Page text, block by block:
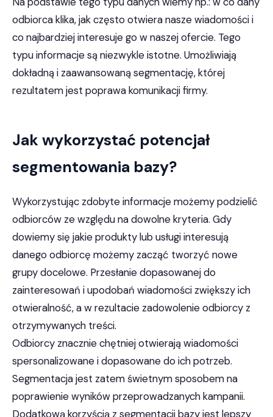
odbiorca klika, jak często otwiera nasze wiadomości i
co najbardziej interesuje go w naszej ofercie. Tego
typu informacje są niezwykle istotne. Umożliwiają
dokładną i zaawansowaną segmentację, której
rezultatem jest poprawa komunikacji firmy.
Jak wykorzystać potencjał
segmentowania bazy?
Wykorzystując zdobyte informacje możemy podzielić
odbiorców ze względu na dowolne kryteria. Gdy
dowiemy się jakie produkty lub usługi interesują
danego odbiorcę możemy zacząć tworzyć nowe
grupy docelowe. Przesłanie dopasowanej do
zainteresowań i upodobań wiadomości zwiększy ich
otwieralność, a w rezultacie zadowolenie odbiorcy z
otrzymywanych treści.
Odbiorcy znacznie chętniej otwierają wiadomości
spersonalizowane i dopasowane do ich potrzeb.
Segmentacja jest zatem świetnym sposobem na
poprawienie wyników przeprowadzanych kampanii.
Dodatkową korzyścią z segmentacji bazy jest lepszy